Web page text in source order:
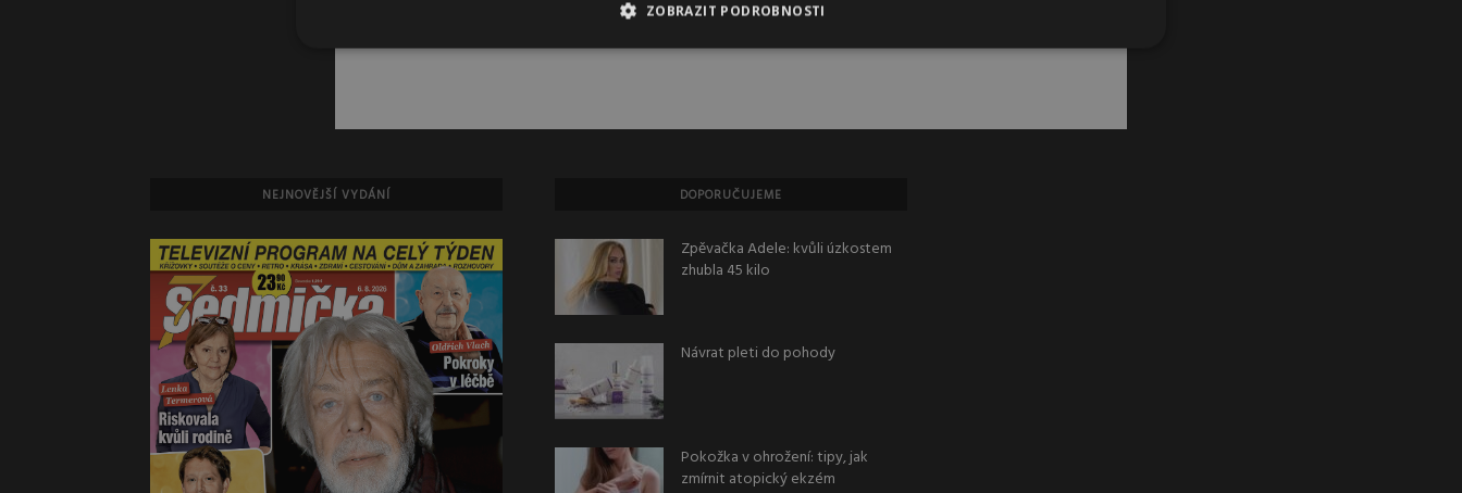
Reklama
NEJNOVĚJŠÍ VYDÁNÍ DOPORUČUJEME
Zpěvačka Adele: kvůli úzkostem
zhubla 45 kilo
Návrat pleti do pohody
Pokožka v ohrožení: tipy, jak
zmírnit atopický ekzém
ZOBRAZIT PODROBNOSTI